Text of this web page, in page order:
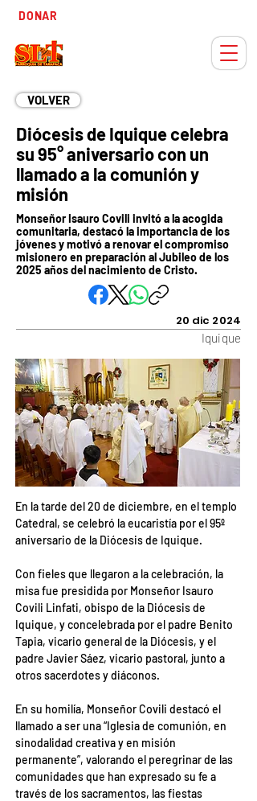
DONAR
VOLVER
Diócesis de Iquique celebra
su 95° aniversario con un
llamado a la comunión y
misión
Monseñor Isauro Covili invitó a la acogida
comunitaria, destacó la importancia de los
jóvenes y motivó a renovar el compromiso
misionero en preparación al Jubileo de los
2025 años del nacimiento de Cristo.
20 dic 2024
Iquique
En la tarde del 20 de diciembre, en el templo
Catedral, se celebró la eucaristía por el 95º
aniversario de la Diócesis de Iquique.
Con fieles que llegaron a la celebración, la
misa fue presidida por Monseñor Isauro
Covili Linfati, obispo de la Diócesis de
Iquique, y concelebrada por el padre Benito
Tapia, vicario general de la Diócesis, y el
padre Javier Sáez, vicario pastoral, junto a
otros sacerdotes y diáconos.
En su homilía, Monseñor Covili destacó el
llamado a ser una “Iglesia de comunión, en
sinodalidad creativa y en misión
permanente”, valorando el peregrinar de las
comunidades que han expresado su fe a
través de los sacramentos, las fiestas